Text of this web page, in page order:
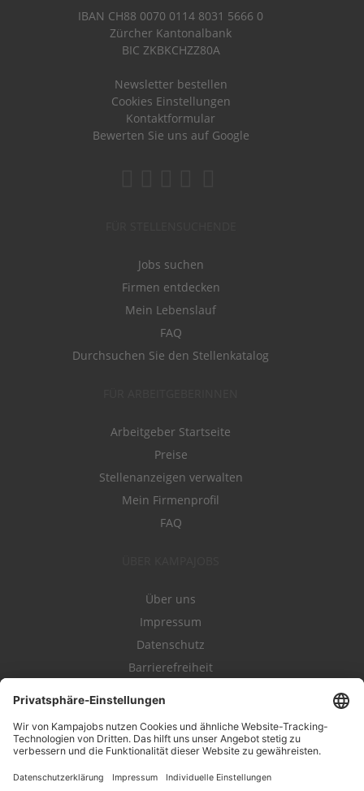
IBAN CH88 0070 0114 8031 5666 0
Zürcher Kantonalbank
BIC ZKBKCHZZ80A
Newsletter bestellen
Cookies Einstellungen
Kontaktformular
Bewerten Sie uns auf Google
Jobs suchen
Firmen entdecken
Mein Lebenslauf
FAQ
Durchsuchen Sie den Stellenkatalog
Arbeitgeber Startseite
Preise
Stellenanzeigen verwalten
Mein Firmenprofil
FAQ
Über uns
Impressum
Datenschutz
Barrierefreiheit
Kampahire
Kampagnenforum
LeadNow